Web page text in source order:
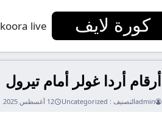
كورة لايف koora live
أرقام أردا غولر أمام تيرول
adminالتصنيف : Uncategorized 12 أغسطس 2025